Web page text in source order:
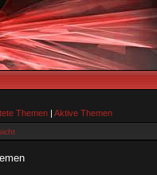
Themen | Aktive Themen